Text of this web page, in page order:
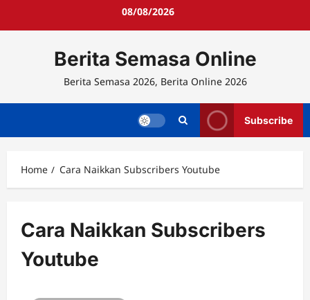
08/08/2026
Berita Semasa Online
Berita Semasa 2026, Berita Online 2026
Subscribe
Home Cara Naikkan Subscribers Youtube
Cara Naikkan Subscribers
Youtube